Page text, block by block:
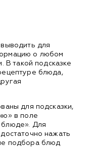
для
о любом
В такой подсказке
блюда,
для подсказки,
в поле
Для
нажать
подбора блюд